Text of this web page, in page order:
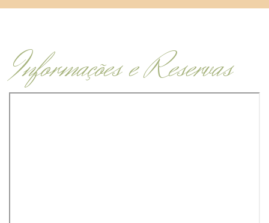
Informações e Reservas